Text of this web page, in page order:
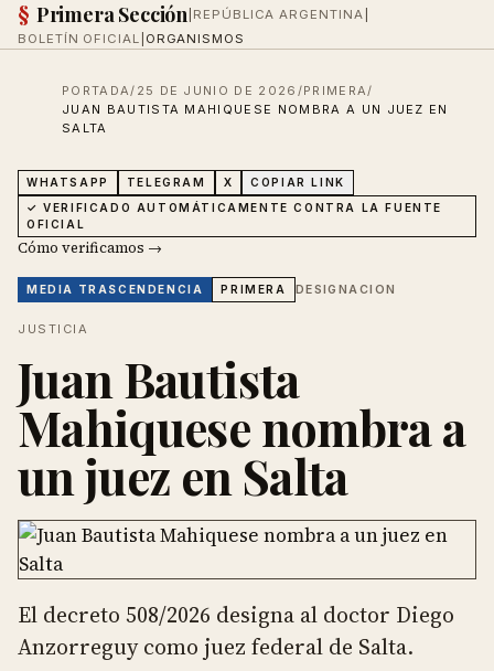
§ Primera Sección REPÚBLICA ARGENTINA
BOLETÍN OFICIAL ORGANISMOS
PORTADA/ 25 DE JUNIO DE 2026 /PRIMERA/
JUAN BAUTISTA MAHIQUESE NOMBRA A UN JUEZ EN
SALTA
WHATSAPP TELEGRAM X
COPIAR LINK
✓ VERIFICADO AUTOMÁTICAMENTE CONTRA LA FUENTE
OFICIAL
Cómo verificamos →
MEDIA TRASCENDENCIA PRIMERA DESIGNACION
JUSTICIA
Juan Bautista
Mahiquese nombra a
un juez en Salta
El decreto 508/2026 designa al doctor Diego
Anzorreguy como juez federal de Salta.